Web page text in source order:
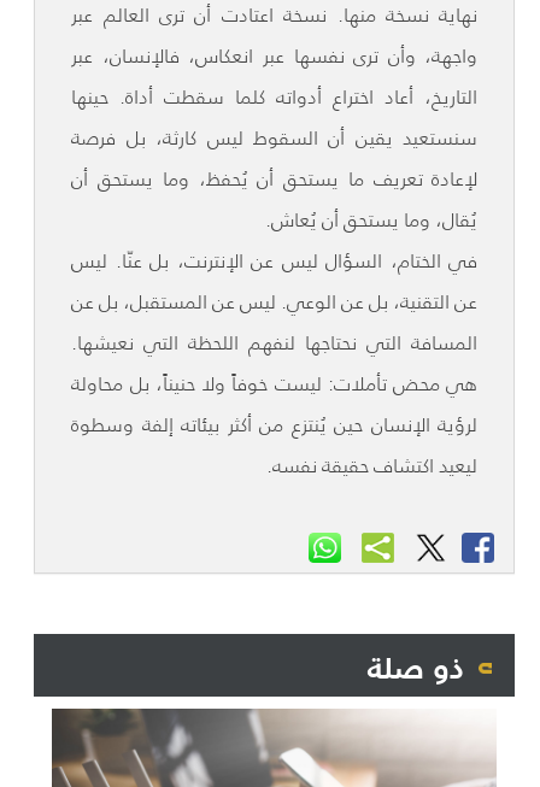
نهاية نسخة منها. نسخة اعتادت أن ترى العالم عبر
واجهة، وأن ترى نفسها عبر انعكاس، فالإنسان، عبر
التاريخ، أعاد اختراع أدواته كلما سقطت أداة. حينها
سنستعيد يقين أن السقوط ليس كارثة، بل فرصة
لإعادة تعريف ما يستحق أن يُحفظ، وما يستحق أن
يُقال، وما يستحق أن يُعاش.
في الختام، السؤال ليس عن الإنترنت، بل عنّا. ليس
عن التقنية، بل عن الوعي. ليس عن المستقبل، بل عن
المسافة التي نحتاجها لنفهم اللحظة التي نعيشها.
هي محض تأملات: ليست خوفاً ولا حنيناً، بل محاولة
لرؤية الإنسان حين يُنتزع من أكثر بيئاته إلفة وسطوة
ليعيد اكتشاف حقيقة نفسه.
ذو صلة